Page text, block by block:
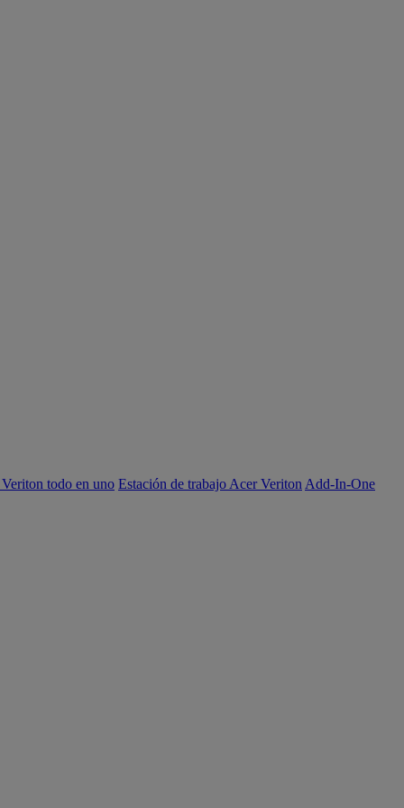
todo en uno Estación de trabajo Acer Veriton Add-In-One